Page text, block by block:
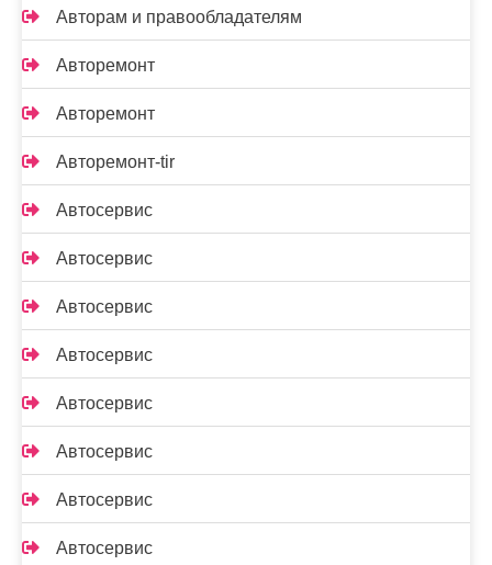
Авторам и правообладателям
Авторемонт
Авторемонт
Авторемонт-tir
Автосервис
Автосервис
Автосервис
Автосервис
Автосервис
Автосервис
Автосервис
Автосервис